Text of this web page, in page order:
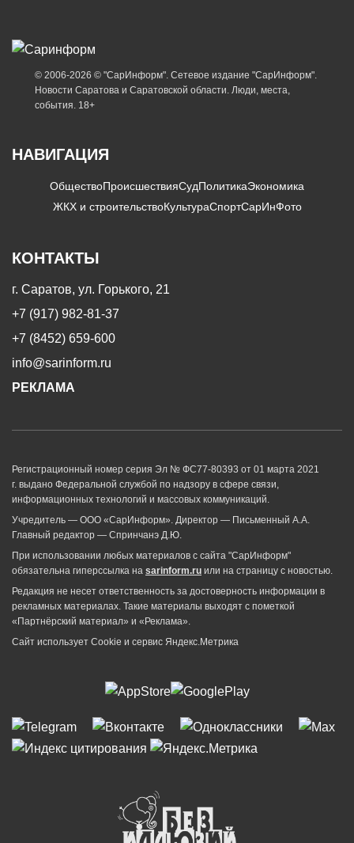
© 2006-2026 © "СарИнформ". Сетевое издание "СарИнформ".
Новости Саратова и Саратовской области. Люди, места,
события. 18+
НАВИГАЦИЯ
ОбществоПроисшествияСудПолитикаЭкономика
ЖКХ и строительствоКультураСпортСарИнФото
КОНТАКТЫ
г. Саратов, ул. Горького, 21
+7 (917) 982-81-37
+7 (8452) 659-600
info@sarinform.ru
РЕКЛАМА
Регистрационный номер серия Эл № ФС77-80393 от 01 марта 2021
г. выдано Федеральной службой по надзору в сфере связи,
информационных технологий и массовых коммуникаций.
Учредитель — ООО «СарИнформ». Директор — Письменный А.А.
Главный редактор — Спринчанэ Д.Ю.
При использовании любых материалов с сайта "СарИнформ"
обязательна гиперссылка на sarinform.ru или на страницу с новостью.
Редакция не несет ответственность за достоверность информации в
рекламных материалах. Такие материалы выходят с пометкой
«Партнёрский материал» и «Реклама».
Сайт использует Cookie и сервиc Яндекс.Метрика